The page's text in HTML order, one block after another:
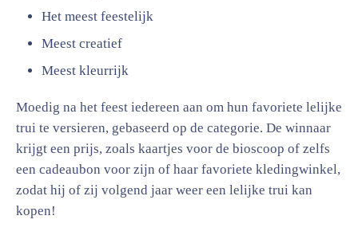
Het meest feestelijk
Meest creatief
Meest kleurrijk
Moedig na het feest iedereen aan om hun favoriete lelijke
trui te versieren, gebaseerd op de categorie. De winnaar
krijgt een prijs, zoals kaartjes voor de bioscoop of zelfs
een cadeaubon voor zijn of haar favoriete kledingwinkel,
zodat hij of zij volgend jaar weer een lelijke trui kan
kopen!